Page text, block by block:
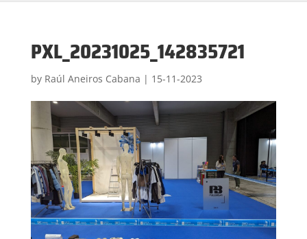
PXL_20231025_142835721
by Raúl Aneiros Cabana | 15-11-2023